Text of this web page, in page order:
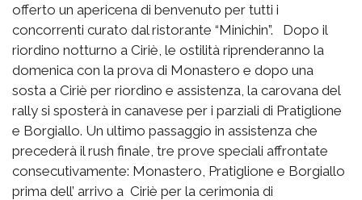
offerto un apericena di benvenuto per tutti i
concorrenti curato dal ristorante “Minichin”. Dopo il
riordino notturno a Ciriè, le ostilità riprenderanno la
domenica con la prova di Monastero e dopo una
sosta a Ciriè per riordino e assistenza, la carovana del
rally si sposterà in canavese per i parziali di Pratiglione
e Borgiallo. Un ultimo passaggio in assistenza che
precederà il rush finale, tre prove speciali affrontate
consecutivamente: Monastero, Pratiglione e Borgiallo
prima dell’ arrivo a Ciriè per la cerimonia di